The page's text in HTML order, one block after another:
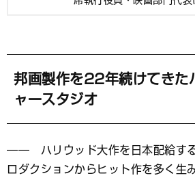
邦画製作を22年続けてきた
ャースタジオ
―― ハリウッド大作を日本配給す
ロダクションからヒット作を多く生